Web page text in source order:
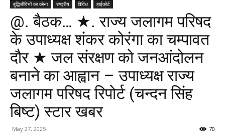
बुद्धिजीवियों का कोना
राष्ट्रीय विविध हाईकोर्ट
@. बैठक… ★. राज्य जलागम परिषद
के उपाध्यक्ष शंकर कोरंगा का चम्पावत
दौर ★ जल संरक्षण को जनआंदोलन
बनाने का आह्वान – उपाध्यक्ष राज्य
जलागम परिषद रिपोर्ट (चन्दन सिंह
बिष्ट) स्टार खबर
May 27, 2025 70